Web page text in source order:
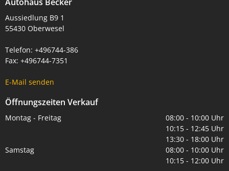
Aussiedlung B9 1
55430 Oberwesel
Telefon: +496744-386
Fax: +496744-7351
E-Mail senden
Öffnungszeiten Verkauf
Montag - Freitag
08:00 - 10:00 Uhr
10:15 - 12:45 Uhr
13:30 - 18:00 Uhr
Samstag
08:00 - 10:00 Uhr
10:15 - 12:00 Uhr